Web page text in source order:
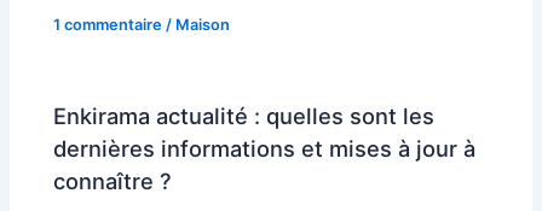
1 commentaire / Maison
Enkirama actualité : quelles sont les
dernières informations et mises à jour à
connaître ?